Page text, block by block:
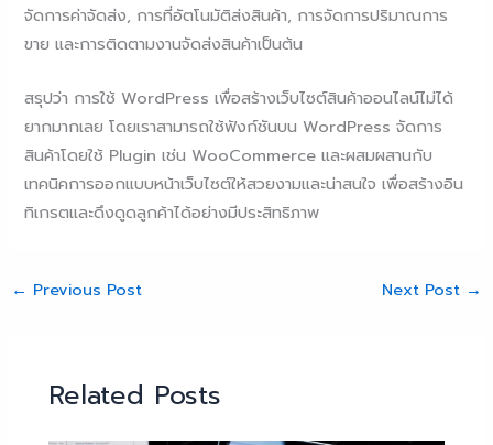
จัดการค่าจัดส่ง, การที่อัตโนมัติส่งสินค้า, การจัดการปริมาณการ
ขาย และการติดตามงานจัดส่งสินค้าเป็นต้น
สรุปว่า การใช้ WordPress เพื่อสร้างเว็บไซต์สินค้าออนไลน์ไม่ได้
ยากมากเลย โดยเราสามารถใช้ฟังก์ชันบน WordPress จัดการ
สินค้าโดยใช้ Plugin เช่น WooCommerce และผสมผสานกับ
เทคนิคการออกแบบหน้าเว็บไซต์ให้สวยงามและน่าสนใจ เพื่อสร้างอิน
ทิเกรตและดึงดูดลูกค้าได้อย่างมีประสิทธิภาพ
← Previous Post Next Post →
Related Posts